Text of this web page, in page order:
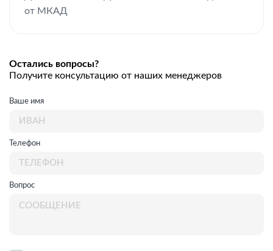
от МКАД
Остались вопросы?
Получите консультацию от наших менеджеров
Ваше имя
Телефон
Вопрос